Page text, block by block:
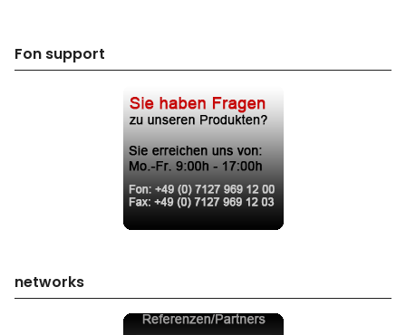
Fon support
networks